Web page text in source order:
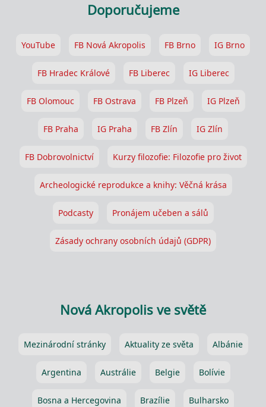
Doporučujeme
YouTube FB Nová Akropolis FB Brno IG Brno
FB Hradec Králové FB Liberec IG Liberec
FB Olomouc FB Ostrava FB Plzeň IG Plzeň
FB Praha IG Praha FB Zlín IG Zlín
FB Dobrovolnictví Kurzy filozofie: Filozofie pro život
Archeologické reprodukce a knihy: Věčná krása
Podcasty Pronájem učeben a sálů
Zásady ochrany osobních údajů (GDPR)
Nová Akropolis ve světě
Mezinárodní stránky Aktuality ze světa Albánie
Argentina Austrálie Belgie Bolívie
Bosna a Hercegovina Brazílie Bulharsko